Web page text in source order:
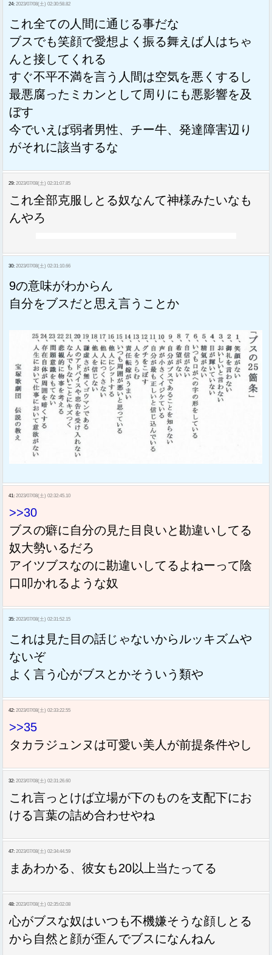
24: 2023/07/08(土) 02:30:58.82
これ全ての人間に通じる事だな
ブスでも笑顔で愛想よく振る舞えば人はちゃ
んと接してくれる
すぐ不平不満を言う人間は空気を悪くするし
最悪腐ったミカンとして周りにも悪影響を及
ぼす
今でいえば弱者男性、チー牛、発達障害辺り
がそれに該当するな
29: 2023/07/08(土) 02:31:07.85
これ全部克服しとる奴なんて神様みたいなも
んやろ
30: 2023/07/08(土) 02:31:10.66
9の意味がわからん
自分をブスだと思え言うことか
41: 2023/07/08(土) 02:32:45.10
>>30
ブスの癖に自分の見た目良いと勘違いしてる
奴大勢いるだろ
アイツブスなのに勘違いしてるよねーって陰
口叩かれるような奴
35: 2023/07/08(土) 02:31:52.15
これは見た目の話じゃないからルッキズムや
ないぞ
よく言う心がブスとかそういう類や
42: 2023/07/08(土) 02:33:22.55
>>35
タカラジュンヌは可愛い美人が前提条件やし
32: 2023/07/08(土) 02:31:26.60
これ言っとけば立場が下のものを支配下にお
ける言葉の詰め合わせやね
47: 2023/07/08(土) 02:34:44.59
まあわかる、彼女も20以上当たってる
48: 2023/07/08(土) 02:35:02.08
心がブスな奴はいつも不機嫌そうな顔しとる
から自然と顔が歪んでブスになんねん